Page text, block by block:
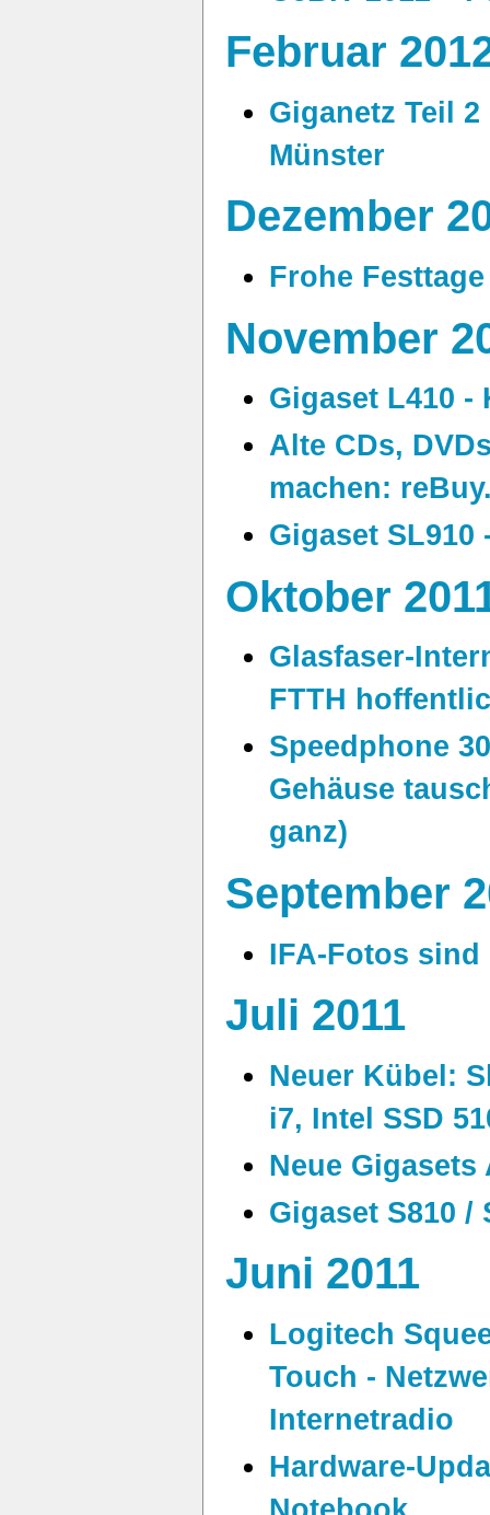
Februar
Giganetz Teil
Münster
Dezember
Frohe
November
Gigaset L410 -
Alte CDs,
machen:
Gigaset SL910
Oktober
Glasfaser-
FTTH
Speedphone
Gehäuse
ganz)
September
IFA-Fotos sind
Juli 2011
Neuer Kübel:
i7, Intel SSD
Neue Gigasets
Gigaset S810 /
Juni 2011
Logitech
Touch -
Internetradio
Hardware-